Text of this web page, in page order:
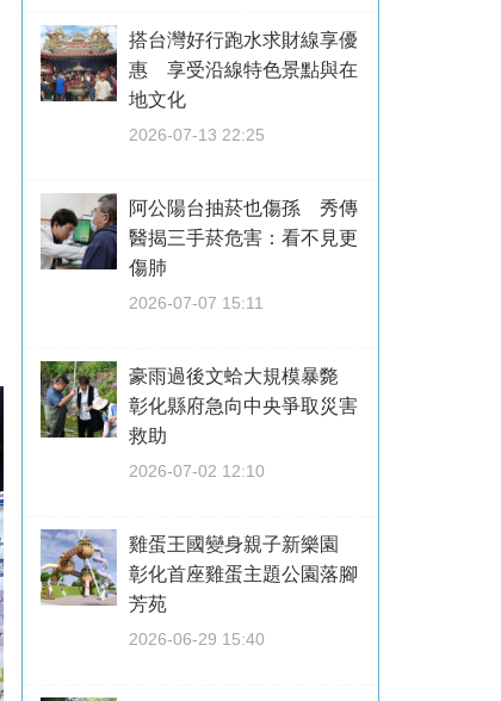
搭台灣好行跑水求財線享優
惠 享受沿線特色景點與在
地文化
2026-07-13 22:25
阿公陽台抽菸也傷孫 秀傳
醫揭三手菸危害：看不見更
傷肺
2026-07-07 15:11
豪雨過後文蛤大規模暴斃
彰化縣府急向中央爭取災害
救助
2026-07-02 12:10
雞蛋王國變身親子新樂園
彰化首座雞蛋主題公園落腳
芳苑
2026-06-29 15:40